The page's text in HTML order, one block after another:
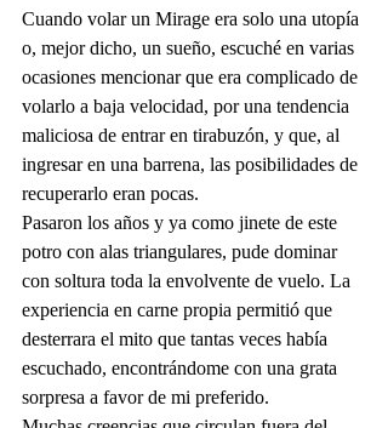
Cuando volar un Mirage era solo una utopía
o, mejor dicho, un sueño, escuché en varias
ocasiones mencionar que era complicado de
volarlo a baja velocidad, por una tendencia
maliciosa de entrar en tirabuzón, y que, al
ingresar en una barrena, las posibilidades de
recuperarlo eran pocas.
Pasaron los años y ya como jinete de este
potro con alas triangulares, pude dominar
con soltura toda la envolvente de vuelo. La
experiencia en carne propia permitió que
desterrara el mito que tantas veces había
escuchado, encontrándome con una grata
sorpresa a favor de mi preferido.